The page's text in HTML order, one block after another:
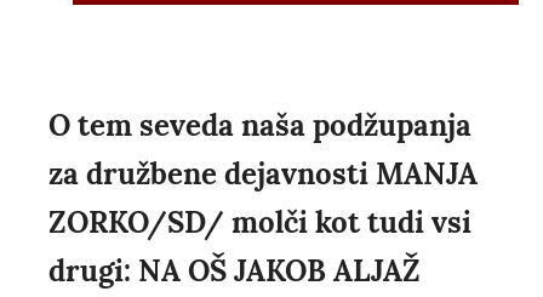
O tem seveda naša podžupanja
za družbene dejavnosti MANJA
ZORKO/SD/ molči kot tudi vsi
drugi: NA OŠ JAKOB ALJAŽ